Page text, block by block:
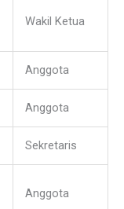
Wakil Ketua
Anggota
Anggota
Sekretaris
Anggota